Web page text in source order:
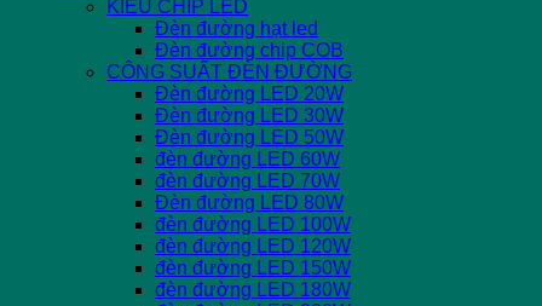
KIỂU CHIP LED
Đèn đường hạt led
Đèn đường chip COB
CÔNG SUẤT ĐÈN ĐƯỜNG
Đèn đường LED 20W
Đèn đường LED 30W
Đèn đường LED 50W
đèn đường LED 60W
đèn đường LED 70W
Đèn đường LED 80W
đèn đường LED 100W
đèn đường LED 120W
đèn đường LED 150W
đèn đường LED 180W